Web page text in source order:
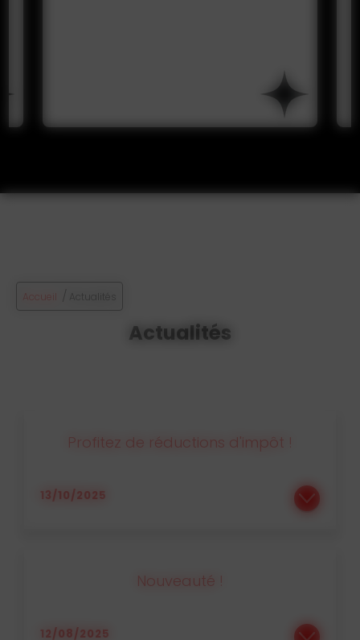
Actualités
Actualités
Profitez de réductions d'impôt !
13/10/2025
Nouveauté !
12/08/2025